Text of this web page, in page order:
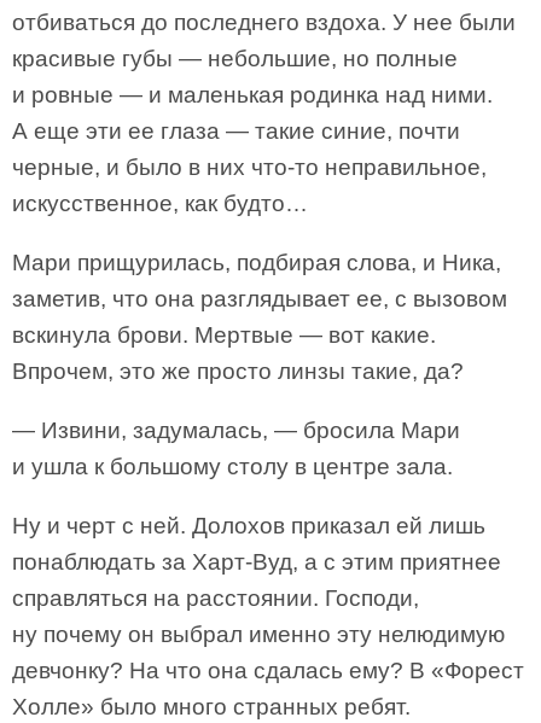
отбиваться до последнего вздоха. У нее были
красивые губы — небольшие, но полные
и ровные — и маленькая родинка над ними.
А еще эти ее глаза — такие синие, почти
черные, и было в них что-то неправильное,
искусственное, как будто…
Мари прищурилась, подбирая слова, и Ника,
заметив, что она разглядывает ее, с вызовом
вскинула брови. Мертвые — вот какие.
Впрочем, это же просто линзы такие, да?
— Извини, задумалась, — бросила Мари
и ушла к большому столу в центре зала.
Ну и черт с ней. Долохов приказал ей лишь
понаблюдать за Харт-Вуд, а с этим приятнее
справляться на расстоянии. Господи,
ну почему он выбрал именно эту нелюдимую
девчонку? На что она сдалась ему? В «Форест
Холле» было много странных ребят.